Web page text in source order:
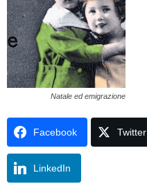
Natale ed emigrazione
Facebook Twitter
LinkedIn